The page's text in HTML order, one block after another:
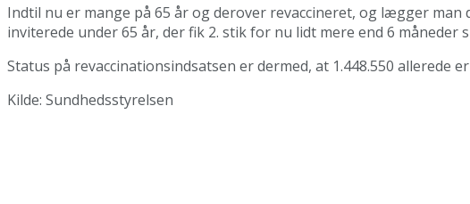
Indtil nu er mange på 65 år og derover revaccineret, og lægger
inviterede under 65 år, der fik 2. stik for nu lidt mere end 6
Status på revaccinationsindsatsen er dermed, at 1.448.550 allerede
Kilde: Sundhedsstyrelsen